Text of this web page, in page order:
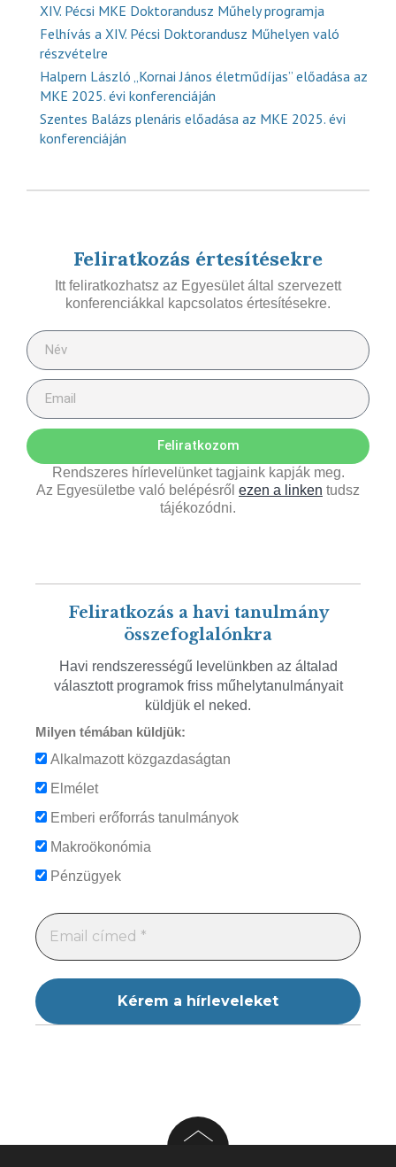
XIV. Pécsi MKE Doktorandusz Műhely programja
Felhívás a XIV. Pécsi Doktorandusz Műhelyen való
részvételre
Halpern László „Kornai János életműdíjas” előadása az
MKE 2025. évi konferenciáján
Szentes Balázs plenáris előadása az MKE 2025. évi
konferenciáján
Feliratkozás értesítésekre
Itt feliratkozhatsz az Egyesület által szervezett
konferenciákkal kapcsolatos értesítésekre.
Feliratkozom
Rendszeres hírlevelünket tagjaink kapják meg.
Az Egyesületbe való belépésről ezen a linken tudsz
tájékozódni.
Feliratkozás a havi tanulmány
összefoglalónkra
Havi rendszerességű levelünkben az általad
választott programok friss műhelytanulmányait
küldjük el neked.
Milyen témában küldjük:
Alkalmazott közgazdaságtan
Elmélet
Emberi erőforrás tanulmányok
Makroökonómia
Pénzügyek